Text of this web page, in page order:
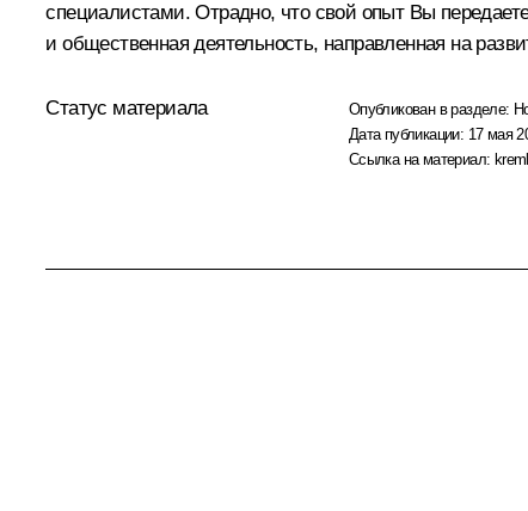
специалистами. Отрадно, что свой опыт Вы
и общественная деятельность, направленная на
Статус материала Опубликован в разделе:
Дата публикации: 17 мая
Ссылка на материал: